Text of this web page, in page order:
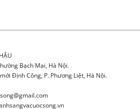
Bạch Mai, Hà Nội.
Định Công, P. Phương Liệt, Hà Nội.